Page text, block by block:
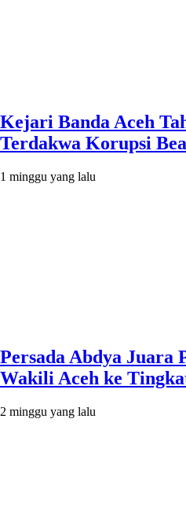
Kejari Banda Aceh
Terdakwa Korupsi
1 minggu yang lalu
Persada Abdya Juara
Wakili Aceh ke
2 minggu yang lalu